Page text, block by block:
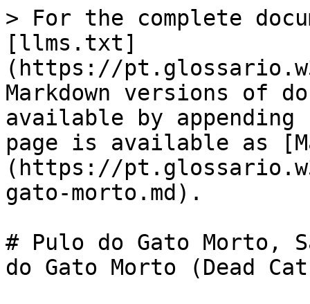
> For the complete
[llms.txt]
(https://
Markdown versions of
available by
page is available as
(https://
gato-morto.md).
# Pulo do Gato Morto,
do Gato Morto (Dead